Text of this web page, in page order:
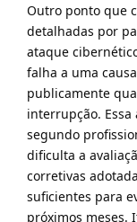
Outro ponto que
detalhadas por
ataque
falha a uma
publicamente
interrupção.
segundo
dificulta a
corretivas
suficientes para
próximos meses.